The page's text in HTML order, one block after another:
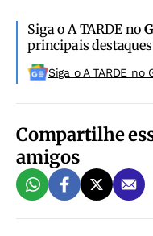
Siga o A TARDE no
principais
Siga o A TARDE no
Compartilhe
amigos